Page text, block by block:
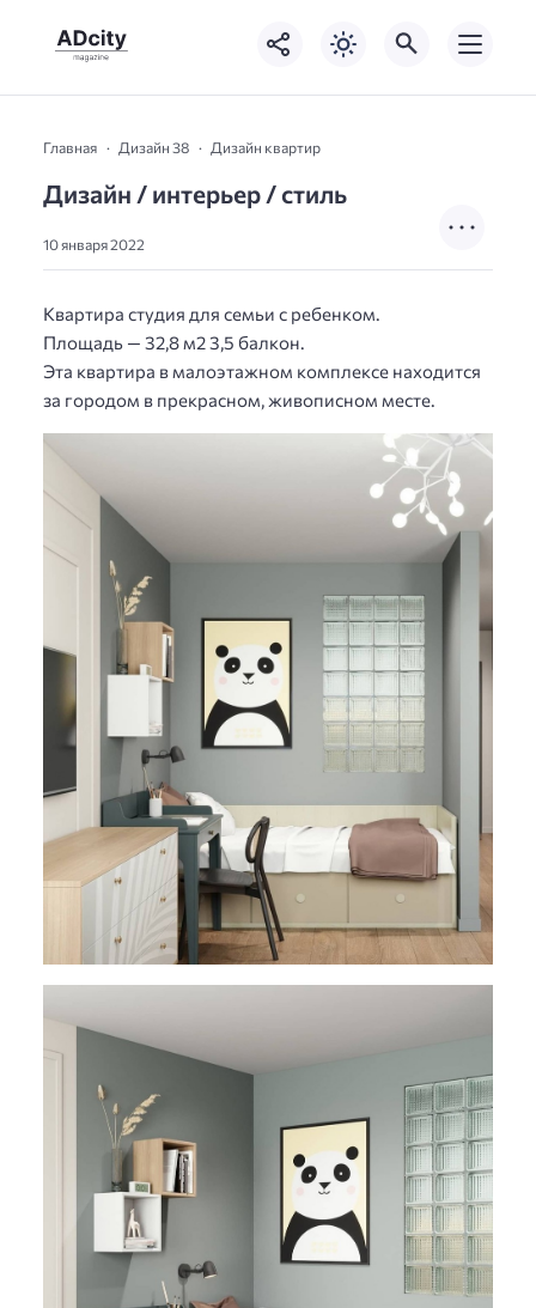
Главная Дизайн 38 Дизайн квартир
Дизайн / интерьер / стиль
10 января 2022
Квартира студия для семьи с ребенком.
Площадь — 32,8 м2 3,5 балкон.
Эта квартира в малоэтажном комплексе находится
за городом в прекрасном, живописном месте.